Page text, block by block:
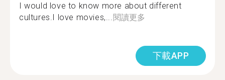
I would love to know more about different
cultures.I love movies,...閱讀更多
下載APP